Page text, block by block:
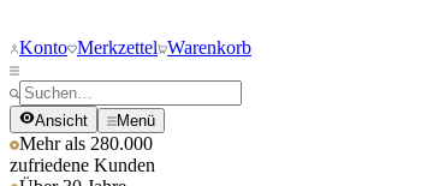
Konto Merkzettel Warenkorb
Ansicht Menü
Mehr als 280.000
zufriedene Kunden